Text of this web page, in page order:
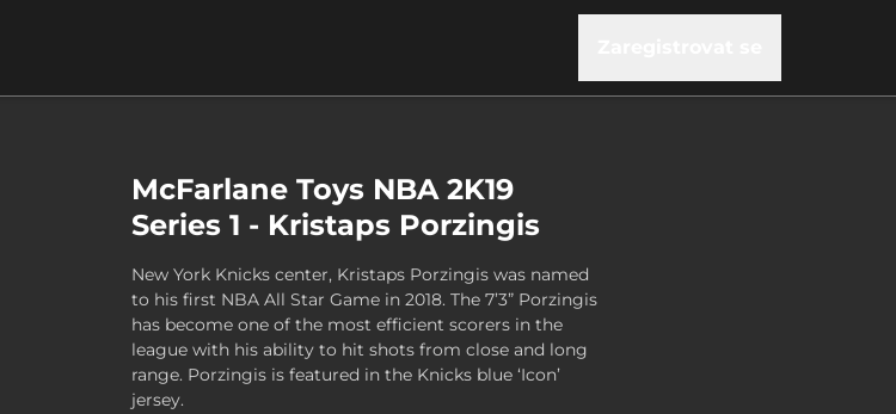
McFarlane Toys NBA 2K19
Series 1 - Kristaps Porzingis
New York Knicks center, Kristaps Porzingis was named
to his first NBA All Star Game in 2018. The 7’3” Porzingis
has become one of the most efficient scorers in the
league with his ability to hit shots from close and long
range. Porzingis is featured in the Knicks blue ‘Icon’
jersey.